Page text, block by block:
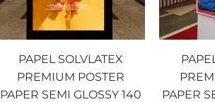
PAPEL SOLVLATEX
PREMIUM POSTER
PAPER SEMI GLOSSY 140
PAPER